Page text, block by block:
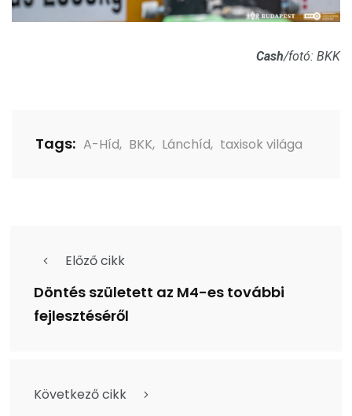
Cash/fotó: BKK
Tags: A-Híd, BKK, Lánchíd, taxisok világa
Előző cikk
Döntés született az M4-es további
fejlesztéséről
Következő cikk